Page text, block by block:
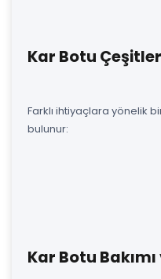
Kar Botu
Farklı ihtiyaçlara yönelik
bulunur:
Kar Botu